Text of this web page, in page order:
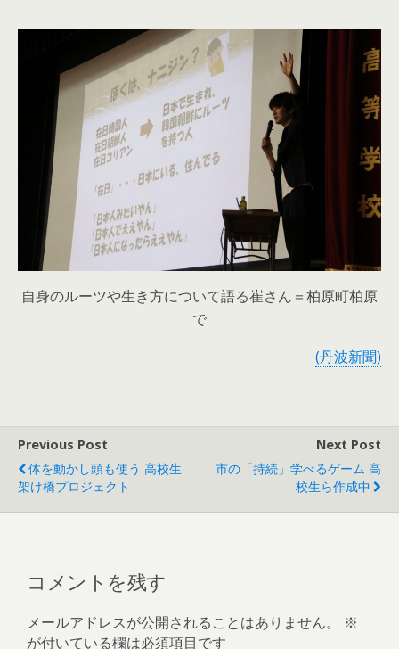
自身のルーツや生き方について語る崔さん＝柏原町柏原
で
(丹波新聞)
Previous Post
体を動かし頭も使う 高校生
架け橋プロジェクト
Next Post
市の「持続」学べるゲーム 高
校生ら作成中
コメントを残す
メールアドレスが公開されることはありません。
※
が付いている欄は必須項目です